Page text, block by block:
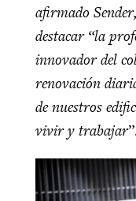
afirmado
destacar “la
innovador del
renovación
de nuestros
vivir y trabajar